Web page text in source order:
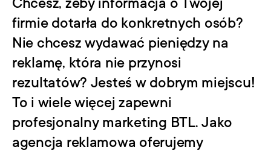
firmie dotarła do konkretnych osób?
Nie chcesz wydawać pieniędzy na
reklamę, która nie przynosi
rezultatów? Jesteś w dobrym miejscu!
To i wiele więcej zapewni
profesjonalny marketing BTL. Jako
agencja reklamowa oferujemy